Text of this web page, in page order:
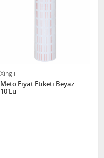
Xınglı
Meto Fiyat Etiketi Beyaz
10'Lu